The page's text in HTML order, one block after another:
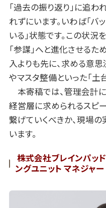
「過去の振り返り」に追わ
れずにいます。いわば「バ
いる」状態です。この状
「参謀」へと進化させるた
入よりも先に、求める意
やマスタ整備といった「土
本寄稿では、管理会計に
経営層に求められるスピ
繋げていくべきか、現場
います。
株式会社ブレインパッ
ングユニット マネジャ